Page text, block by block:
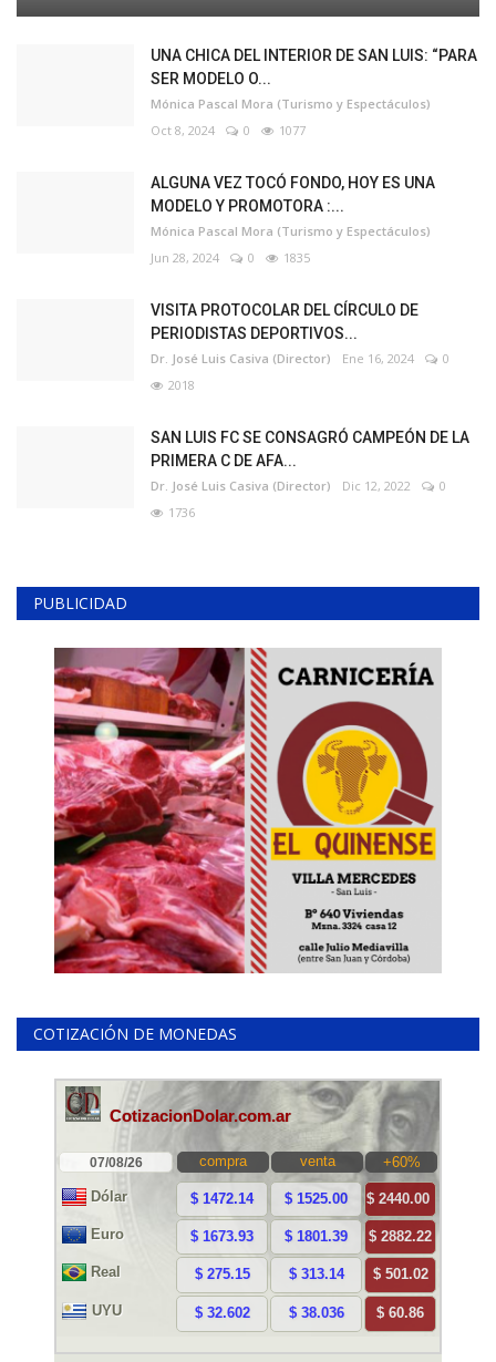
UNA CHICA DEL INTERIOR DE SAN LUIS: “PARA
SER MODELO O...
Mónica Pascal Mora (Turismo y Espectáculos)
Oct 8, 2024
0 1077
ALGUNA VEZ TOCÓ FONDO, HOY ES UNA
MODELO Y PROMOTORA :...
Mónica Pascal Mora (Turismo y Espectáculos)
Jun 28, 2024
0 1835
VISITA PROTOCOLAR DEL CÍRCULO DE
PERIODISTAS DEPORTIVOS...
Dr. José Luis Casiva (Director) Ene 16, 2024
0
2018
SAN LUIS FC SE CONSAGRÓ CAMPEÓN DE LA
PRIMERA C DE AFA...
Dr. José Luis Casiva (Director) Dic 12, 2022
0
1736
PUBLICIDAD
COTIZACIÓN DE MONEDAS